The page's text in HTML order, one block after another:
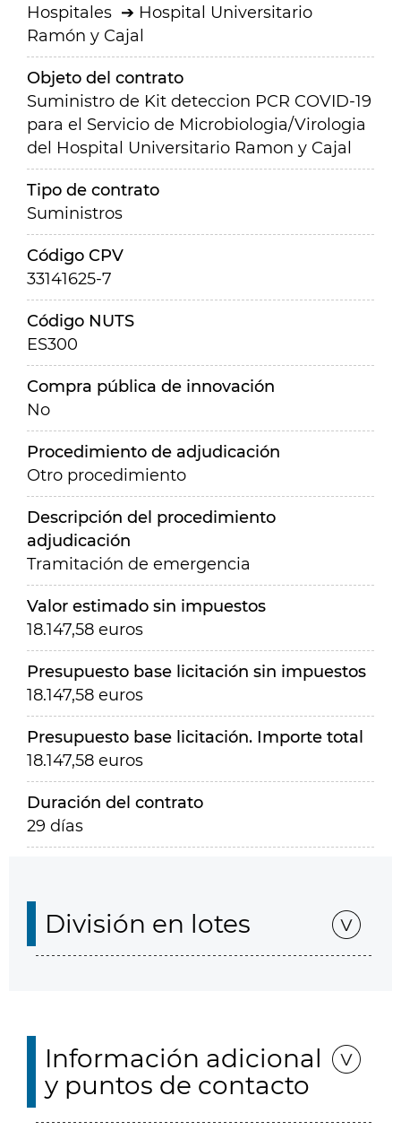
Hospitales
Hospital Universitario
Ramón y Cajal
Objeto del contrato
Suministro de Kit deteccion PCR COVID-19
para el Servicio de Microbiologia/Virologia
del Hospital Universitario Ramon y Cajal
Tipo de contrato
Suministros
Código CPV
33141625-7
Código NUTS
ES300
Compra pública de innovación
No
Procedimiento de adjudicación
Otro procedimiento
Descripción del procedimiento
adjudicación
Tramitación de emergencia
Valor estimado sin impuestos
18.147,58 euros
Presupuesto base licitación sin impuestos
18.147,58 euros
Presupuesto base licitación. Importe total
18.147,58 euros
Duración del contrato
29 días
División en lotes
Información adicional
y puntos de contacto